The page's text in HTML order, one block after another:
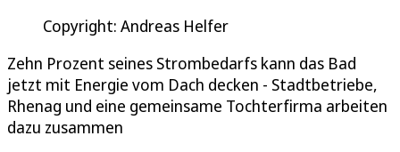
Copyright: Andreas Helfer
Zehn Prozent seines Strombedarfs kann das Bad
jetzt mit Energie vom Dach decken - Stadtbetriebe,
Rhenag und eine gemeinsame Tochterfirma arbeiten
dazu zusammen